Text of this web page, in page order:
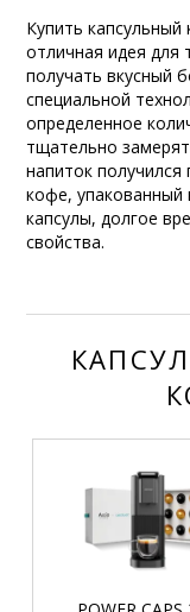
Купить
отличная идея для
получать вкусный
специальной
определенное
тщательно
напиток
кофе, упакованный
капсулы, долгое
свойства.